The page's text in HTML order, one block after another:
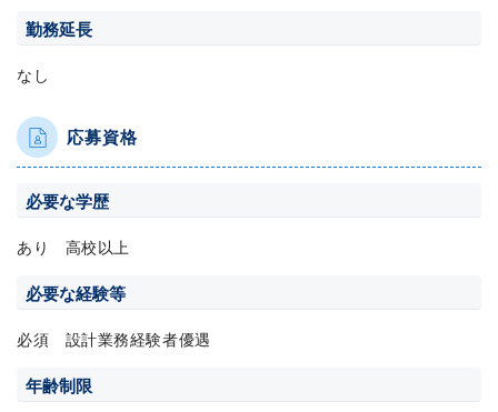
勤務延長
なし
応募資格
必要な学歴
あり 高校以上
必要な経験等
必須 設計業務経験者優遇
年齢制限